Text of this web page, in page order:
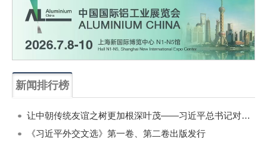
新闻排行榜
让中朝传统友谊之树更加根深叶茂——习近平总书记对朝鲜进行国事访问纪实
《习近平外交文选》第一卷、第二卷出版发行